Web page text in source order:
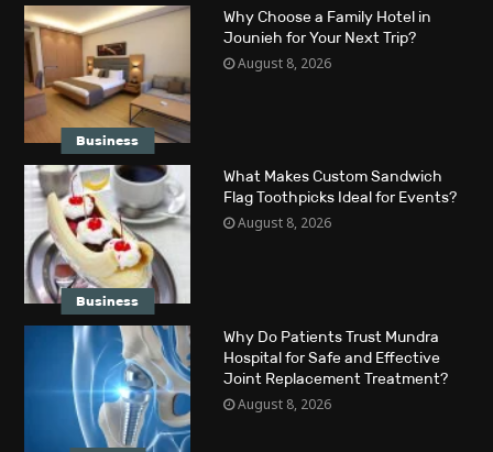
Business
Why Choose a Family Hotel in
Jounieh for Your Next Trip?
August 8, 2026
Business
What Makes Custom Sandwich
Flag Toothpicks Ideal for Events?
August 8, 2026
Why Do Patients Trust Mundra
Hospital for Safe and Effective
Joint Replacement Treatment?
August 8, 2026